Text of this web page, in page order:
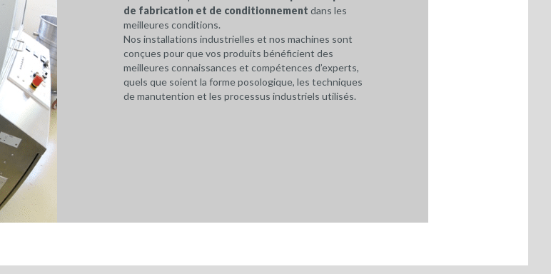
de fabrication et de conditionnement dans les
meilleures conditions.
Nos installations industrielles et nos machines sont
conçues pour que vos produits bénéficient des
meilleures connaissances et compétences d’experts,
quels que soient la forme posologique, les techniques
de manutention et les processus industriels utilisés.